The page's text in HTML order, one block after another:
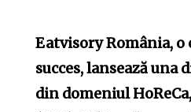
Eatvisory România,
succes, lansează
din domeniul